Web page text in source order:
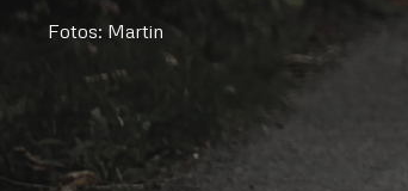
Fotos: Martin